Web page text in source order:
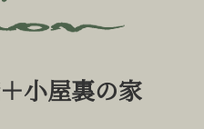
小屋裏の家